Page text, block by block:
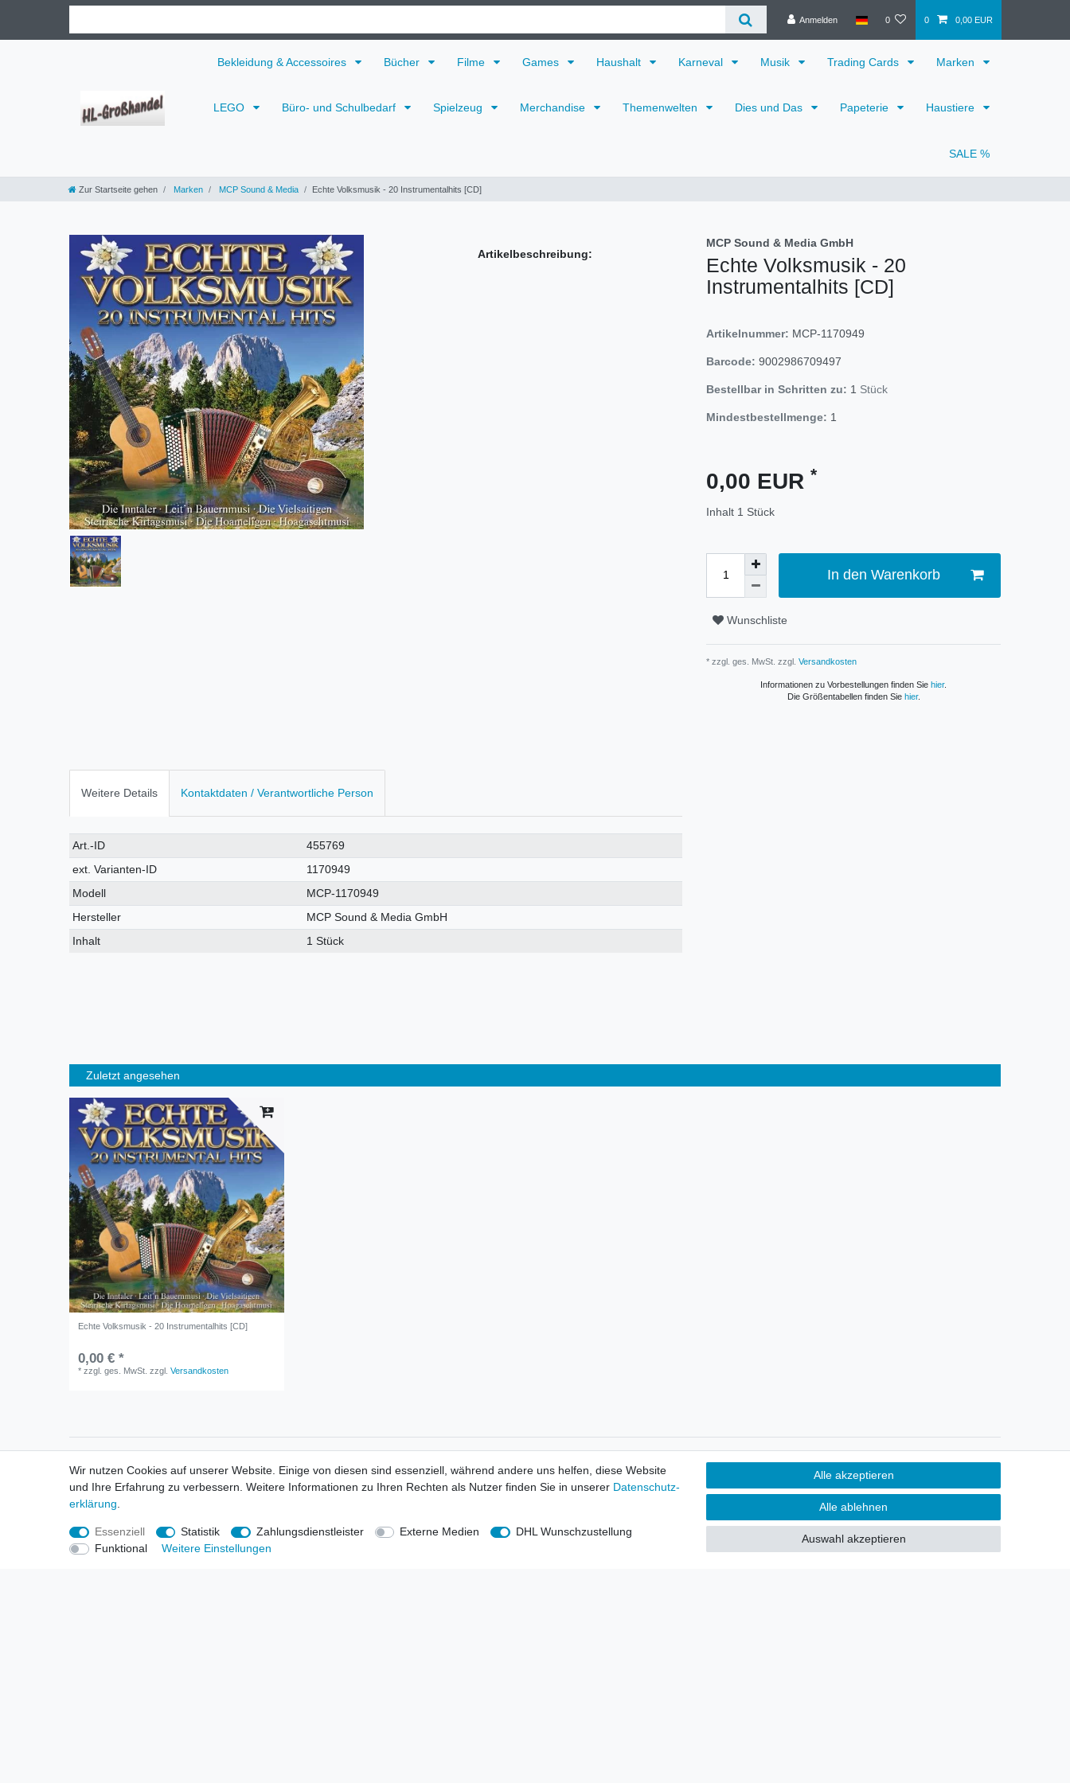
Anmelden 0 0 0,00 EUR
Bekleidung & Accessoires Bücher Filme Games Haushalt Karneval Musik Trading Cards Marken
LEGO Büro- und Schulbedarf Spielzeug Merchandise Themenwelten Dies und Das Papeterie Haustiere
SALE %
Zur Startseite gehen Marken MCP Sound & Media Echte Volksmusik - 20 Instrumentalhits [CD]
Artikelbeschreibung:
MCP Sound & Media GmbH
Echte Volksmusik - 20
Instrumentalhits [CD]
Artikelnummer: MCP-1170949
Barcode: 9002986709497
Bestellbar in Schritten zu: 1 Stück
Mindestbestellmenge: 1
0,00 EUR *
Inhalt 1 Stück
In den Warenkorb
Wunschliste
* zzgl. ges. MwSt. zzgl. Versandkosten
Informationen zu Vorbestellungen finden Sie hier.
Die Größentabellen finden Sie hier.
Weitere Details Kontaktdaten / Verantwortliche Person
Technisches
Merkmal
Wert
Art.-ID
455769
ext. Varianten-ID
1170949
Modell
MCP-1170949
Hersteller
MCP Sound & Media GmbH
Inhalt
1 Stück
Zuletzt angesehen
Echte Volksmusik - 20 Instrumentalhits [CD]
0,00 € *
*zzgl. ges. MwSt. zzgl.Versandkosten
Informationen
Neukunden / New Accounts
Zahlung
Versandkosten
Entsorgungs- & Umweltbestimmungen
Größentabellen
Informationen
Händlerbund - rechtssicher verkaufen
Produkt-Kataloge
Über uns
Wir versenden mit
Sie möchten über neu eingetroffene
Lagerware oder Neuheiten
allgemein informiert werden?
Wir nutzen Cookies auf unserer Website. Einige von diesen sind essenziell, während andere uns helfen, diese Website
und Ihre Erfahrung zu verbessern. Weitere Informationen zu Ihren Rechten als Nutzer finden Sie in unserer Daten­schutz­
erklärung
Essenziell Statistik Zahlungsdienstleister Externe Medien
DHL Wunschzustellung
Funktional
Weitere Einstellungen
Alle akzeptieren
Alle ablehnen
Auswahl akzeptieren